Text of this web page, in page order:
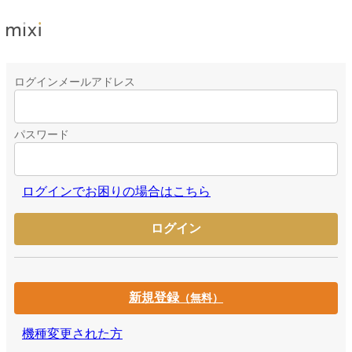
ログインメールアドレス
パスワード
ログインでお困りの場合はこちら
新規登録（無料）
機種変更された方